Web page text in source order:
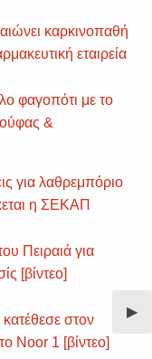
▶︎
καρκινοπαθή
εταιρεία
φαγοπότι με το
&
για λαθρεμπόριο
η ΣΕΚΑΠ
Πειραιά για
[βίντεο]
στον
Noor 1 [βίντεο]